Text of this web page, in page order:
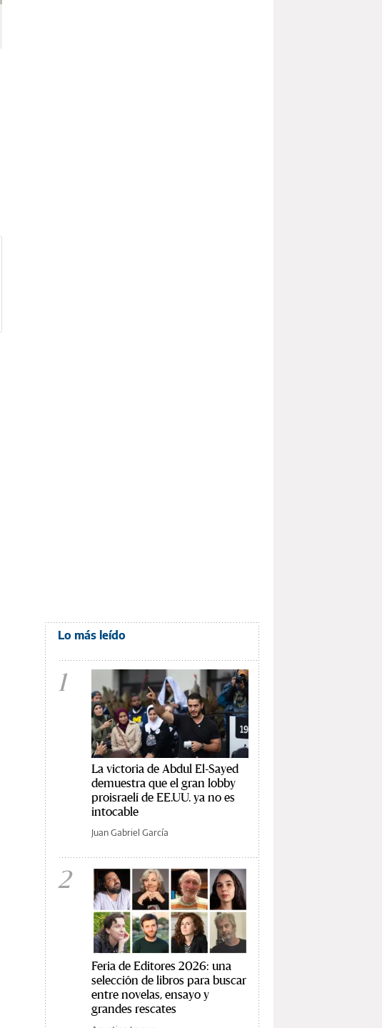
Lo más leído
1
La victoria de Abdul El-Sayed
demuestra que el gran lobby
proisraelí de EE.UU. ya no es
intocable
Juan Gabriel García
2
Feria de Editores 2026: una
selección de libros para buscar
entre novelas, ensayo y
grandes rescates